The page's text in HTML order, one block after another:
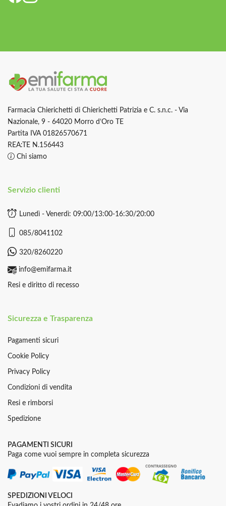
Farmacia Chierichetti di Chierichetti Patrizia e C. s.n.c. - Via
Nazionale, 9 - 64020 Morro d’Oro TE
Partita IVA 01826570671
REA:TE N.156443
Chi siamo
Servizio clienti
Lunedì - Venerdì: 09:00/13:00-16:30/20:00
085/8041102
320/8260220
info@emifarma.it
Resi e diritto di recesso
Sicurezza e Trasparenza
Pagamenti sicuri
Cookie Policy
Privacy Policy
Condizioni di vendita
Resi e rimborsi
Spedizione
PAGAMENTI SICURI
Paga come vuoi sempre in completa sicurezza
SPEDIZIONI VELOCI